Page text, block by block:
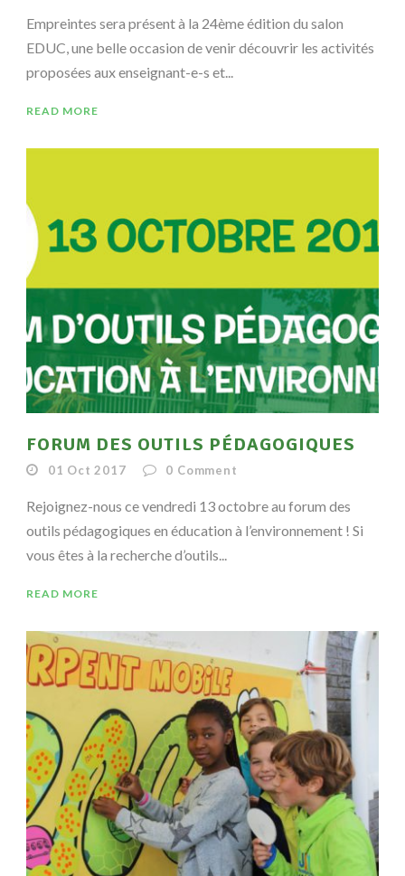
Empreintes sera présent à la 24ème édition du salon
EDUC, une belle occasion de venir découvrir les activités
proposées aux enseignant-e-s et...
READ MORE
FORUM DES OUTILS PÉDAGOGIQUES
01 Oct 2017 0 Comment
Rejoignez-nous ce vendredi 13 octobre au forum des
outils pédagogiques en éducation à l’environnement ! Si
vous êtes à la recherche d’outils...
READ MORE